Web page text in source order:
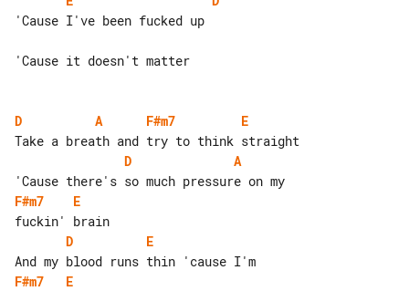
'Cause I've been fucked up
'Cause it doesn't matter
D A F#m7
E
D
A
F#m7
E
D
E
F#m7
E